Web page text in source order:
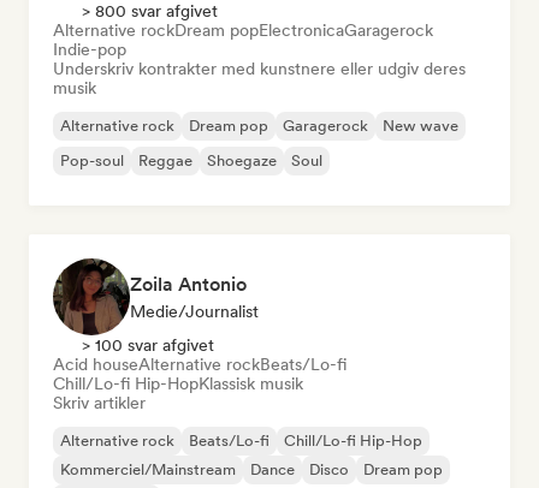
> 800 svar afgivet
Alternative rockDream popElectronicaGaragerock
Indie-pop
Underskriv kontrakter med kunstnere eller udgiv deres
musik
Alternative rock Dream pop Garagerock
New wave
Pop-soul
Reggae Shoegaze Soul
Zoila Antonio
Medie/journalist
> 100 svar afgivet
Acid houseAlternative rockBeats/Lo-fi
Chill/Lo-fi Hip-HopKlassisk musik
Skriv artikler
Alternative rock Beats/Lo-fi
Chill/Lo-fi Hip-Hop
Kommerciel/Mainstream
Dance Disco
Dream pop